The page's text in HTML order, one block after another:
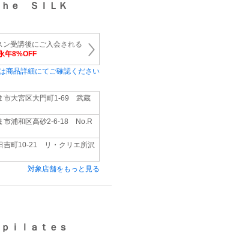
ｈｅ ＳＩＬＫ
受講後にご入会される
年8%OFF
商品詳細にてご確認ください
市大宮区大門町1-69 武蔵
市浦和区高砂2-6-18 No.R
吉町10-21 リ・クリエ所沢
対象店舗をもっと見る
ｉｌａｔｅｓ